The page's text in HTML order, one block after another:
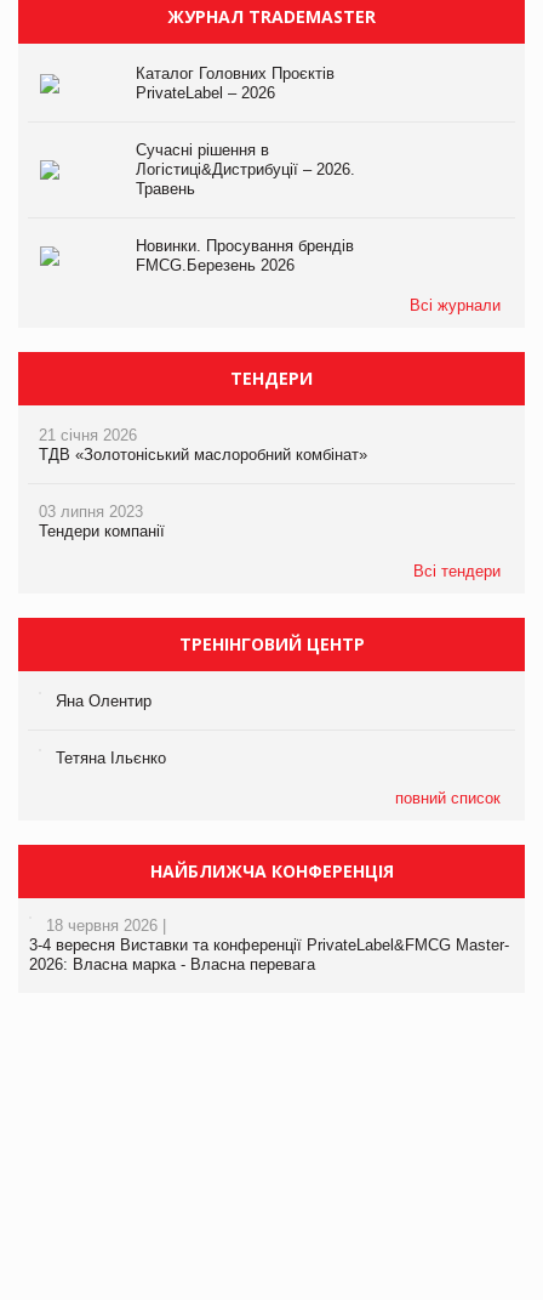
ЖУРНАЛ TRADEMASTER
Каталог Головних Проєктів
PrivateLabel – 2026
Сучасні рішення в
Логістиці&Дистрибуції – 2026.
Травень
Новинки. Просування брендів
FMCG.Березень 2026
Всі журнали
ТЕНДЕРИ
21 січня 2026
ТДВ «Золотоніський маслоробний комбінат»
03 липня 2023
Тендери компанії
Всі тендери
ТРЕНІНГОВИЙ ЦЕНТР
Яна Олентир
Тетяна Ільєнко
повний список
НАЙБЛИЖЧА КОНФЕРЕНЦІЯ
18 червня 2026 |
3-4 вересня Виставки та конференції PrivateLabel&FMCG Master-
2026: Власна марка - Власна перевага